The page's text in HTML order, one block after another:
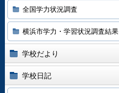
全国学力状況調査
横浜市学力・学習状況調査結果
学校だより
学校日記